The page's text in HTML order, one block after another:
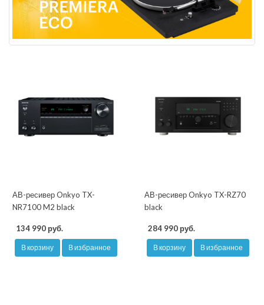
АВ-ресивер Onkyo TX-
NR7100 M2 black
134 990 руб.
В корзину В избранное
АВ-ресивер Onkyo TX-RZ70
black
284 990 руб.
В корзину В избранное